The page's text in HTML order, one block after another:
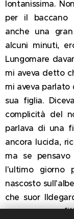
lontanissima.
per il baccano
anche una
alcuni minuti,
Lungomare
mi aveva detto
mi aveva parlato
sua figlia.
complicità del
parlava di una
ancora lucida,
ma se
l'ultimo giorno
nascosto
che suor
avevano